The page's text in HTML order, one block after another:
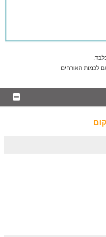
ופעילויות:
האקסטרים
שניר, הבנאיס, שמורת
- אך במקרה של השכרת כל
לכמות האורחים